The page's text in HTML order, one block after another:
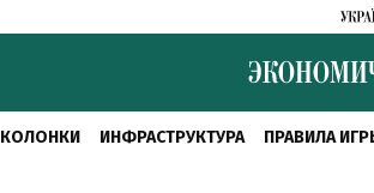
КОЛОНКИ ИНФРАСТРУКТУРА ПРАВИЛА